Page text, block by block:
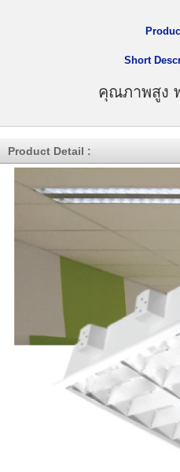
Short
คุณภาพสูง
Product Detail :